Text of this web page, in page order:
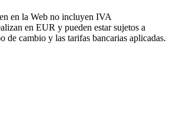
en la Web no incluyen IVA
en EUR y pueden estar sujetos a
de cambio y las tarifas bancarias aplicadas.